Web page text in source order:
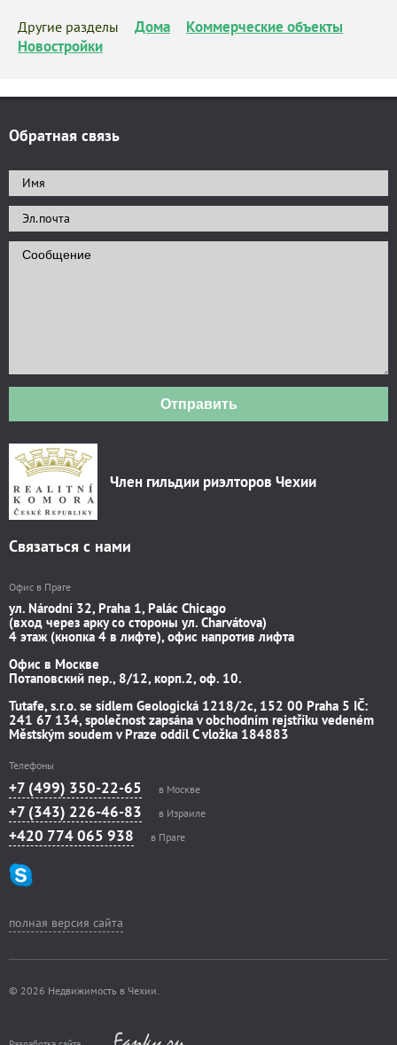
Другие разделы Дома
Коммерческие объекты
Новостройки
Обратная связь
Отправить
Член гильдии риэлторов Чехии
Связаться с нами
Офис в Праге
ул. Národní 32, Praha 1, Palác Chicago
(вход через арку со стороны ул. Charvátova)
4 этаж (кнопка 4 в лифте), офис напротив лифта
Офис в Москве
Потаповский пер., 8/12, корп.2, оф. 10.
Tutafe, s.r.o. se sídlem Geologická 1218/2c, 152 00 Praha 5 IČ:
241 67 134, společnost zapsána v obchodním rejstříku vedeném
Městským soudem v Praze oddíl C vložka 184883
Телефоны
+7 (499) 350-22-65 в Москве
+7 (343) 226-46-83 в Израиле
+420 774 065 938 в Праге
полная версия сайта
© 2026 Недвижимость в Чехии.